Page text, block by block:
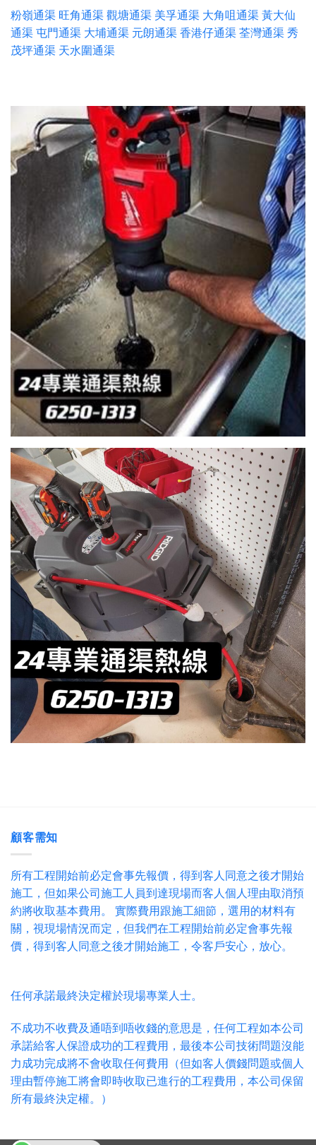
粉嶺通渠 旺角通渠 觀塘通渠 美孚通渠 大角咀通渠 黃大仙
通渠 屯門通渠 大埔通渠 元朗通渠 香港仔通渠 荃灣通渠 秀
茂坪通渠 天水圍通渠
顧客需知
所有工程開始前必定會事先報價，得到客人同意之後才開始
施工，但如果公司施工人員到達現場而客人個人理由取消預
約將收取基本費用。 實際費用跟施工細節，選用的材料有
關，視現場情況而定，但我們在工程開始前必定會事先報
價，得到客人同意之後才開始施工，令客戶安心，放心。
任何承諾最終決定權於現場專業人士。
不成功不收費及通唔到唔收錢的意思是，任何工程如本公司
承諾給客人保證成功的工程費用，最後本公司技術問題沒能
力成功完成將不會收取任何費用（但如客人價錢問題或個人
理由暫停施工將會即時收取已進行的工程費用，本公司保留
所有最終決定權。）